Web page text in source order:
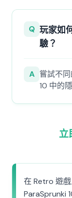
Q 玩家如
驗？
A 嘗試不
10 中的
立
在 Retro 遊
ParaSprunki